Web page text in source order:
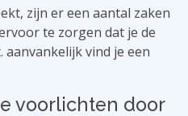
zijn er een aantal zaken
te zorgen dat je de
vind je een
voorlichten door